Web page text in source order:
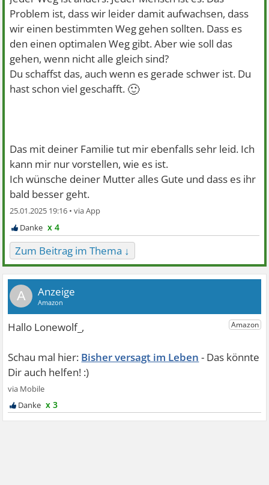
Problem ist, dass wir leider damit aufwachsen, dass
wir einen bestimmten Weg gehen sollten. Dass es
den einen optimalen Weg gibt. Aber wie soll das
gehen, wenn nicht alle gleich sind?
Du schaffst das, auch wenn es gerade schwer ist. Du
hast schon viel geschafft. 🙂
Das mit deiner Familie tut mir ebenfalls sehr leid. Ich
kann mir nur vorstellen, wie es ist.
Ich wünsche deiner Mutter alles Gute und dass es ihr
bald besser geht.
25.01.2025 19:16 •
x 4
Zum Beitrag im Thema ↓
A
Bisher versagt im Leben
x 3